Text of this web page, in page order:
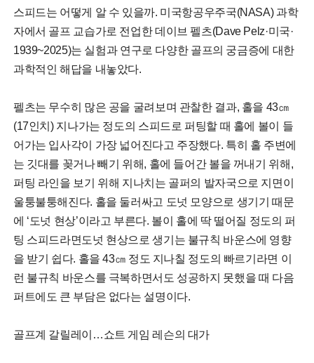
스피드는 어떻게 알 수 있을까. 미국항공우주국(NASA) 과학
자에서 골프 교습가로 전업한 데이브 펠츠(Dave Pelz·미국·
1939~2025)는 실험과 연구로 다양한 골프의 궁금증에 대한
과학적인 해답을 내놓았다.
펠츠는 무수히 많은 공을 굴려보며 관찰한 결과, 홀을 43㎝
(17인치) 지나가는 정도의 스피드로 퍼팅할 때 홀에 볼이 들
어가는 입사각이 가장 넓어진다고 주장했다. 특히 홀 주변에
는 깃대를 꽂거나 빼기 위해, 홀에 들어간 볼을 꺼내기 위해,
퍼팅 라인을 보기 위해 지나치는 골퍼의 발자국으로 지면이
울퉁불퉁해진다. 홀을 둘러싸고 도넛 모양으로 생기기 때문
에 ‘도넛 현상’이라고 부른다. 볼이 홀에 딱 떨어질 정도의 퍼
팅 스피드라면도넛 현상으로 생기는 불규칙 바운스에 영향
을 받기 쉽다. 홀을 43㎝ 정도 지나칠 정도의 빠르기라면 이
런 불규칙 바운스를 극복하면서도 성공하지 못했을 때 다음
퍼트에도 큰 부담은 없다는 설명이다.
골프계 갈릴레이…쇼트 게임 레슨의 대가